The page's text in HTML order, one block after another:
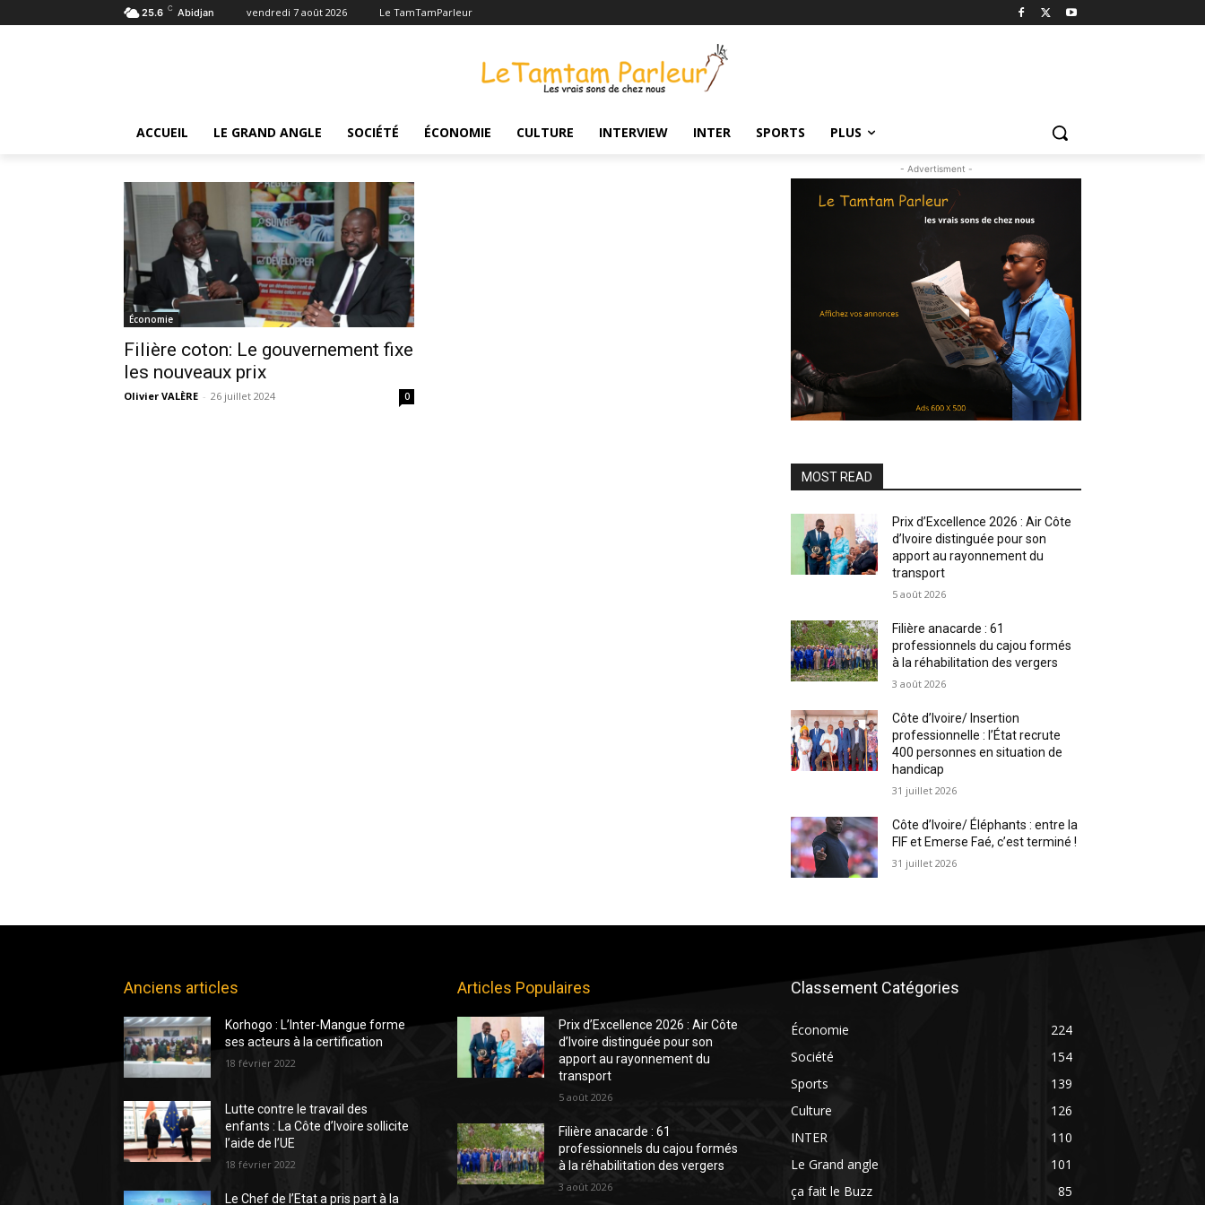
25.6 C Abidjan vendredi 7 août 2026 Le TamTamParleur
ACCUEIL LE GRAND ANGLE SOCIÉTÉ ÉCONOMIE CULTURE INTERVIEW INTER SPORTS PLUS
Tags Coton
Économie
Filière coton: Le gouvernement fixe
les nouveaux prix
Olivier VALÈRE - 26 juillet 2024 0
- Advertisment -
MOST READ
Prix d’Excellence 2026 : Air Côte
d’Ivoire distinguée pour son
apport au rayonnement du
transport
5 août 2026
Filière anacarde : 61
professionnels du cajou formés
à la réhabilitation des vergers
3 août 2026
Côte d’Ivoire/ Insertion
professionnelle : l’État recrute
400 personnes en situation de
handicap
31 juillet 2026
Côte d’Ivoire/ Éléphants : entre la
FIF et Emerse Faé, c’est terminé !
31 juillet 2026
Anciens articles
Korhogo : L’Inter-Mangue forme
ses acteurs à la certification
18 février 2022
Lutte contre le travail des
enfants : La Côte d’Ivoire sollicite
l’aide de l’UE
18 février 2022
Le Chef de l’Etat a pris part à la
Articles Populaires
Prix d’Excellence 2026 : Air Côte
d’Ivoire distinguée pour son
apport au rayonnement du
transport
5 août 2026
Filière anacarde : 61
professionnels du cajou formés
à la réhabilitation des vergers
3 août 2026
Classement Catégories
Économie
224
Société
154
Sports
139
Culture
126
INTER
110
Le Grand angle
101
ça fait le Buzz
85